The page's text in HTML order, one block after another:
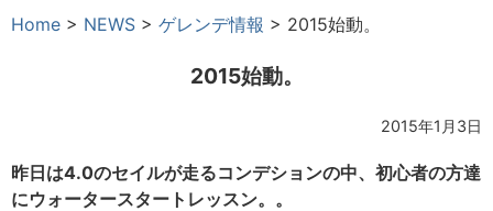
Home > NEWS > ゲレンデ情報 > 2015始動。
2015始動。
2015年1月3日
昨日は4.0のセイルが走るコンデションの中、初心者の方達
にウォータースタートレッスン。。